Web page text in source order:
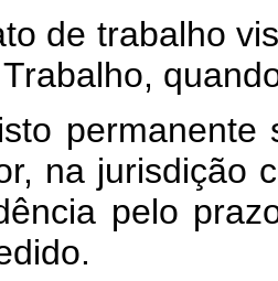
de trabalho
na jurisdição
pelo